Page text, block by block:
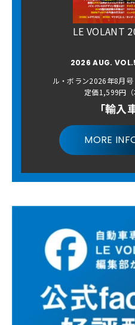
LE VOLANT
2026 AUG.
ル・ボラン2026年8月
定価1,599円（
「輸入
MORE